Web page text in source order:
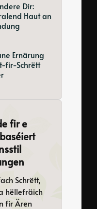
Dir:
Haut an
Ernärung
fir-Schrëtt
fir e
Schrëtt,
hëllefräich
fir Ären